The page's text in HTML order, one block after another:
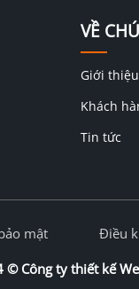
VỀ
Giới thiệu
Khách
Tin tức
©Công ty thiết kế
mật Điều